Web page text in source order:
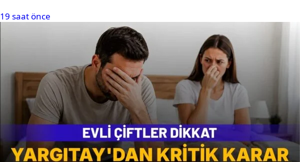
19 saat önce